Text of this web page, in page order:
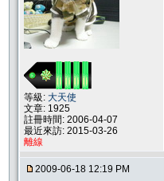
等級: 大天使
文章: 1925
註冊時間: 2006-04-07
最近來訪: 2015-03-26
離線
2009-06-18 12:19 PM